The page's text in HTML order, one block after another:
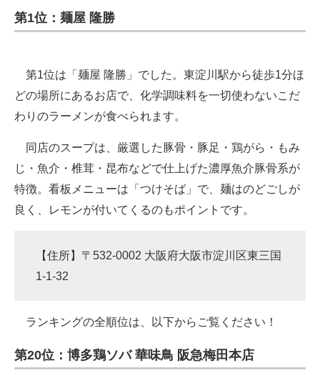
第1位：麺屋 隆勝
第1位は「麺屋 隆勝」でした。東淀川駅から徒歩1分ほ
どの場所にあるお店で、化学調味料を一切使わないこだ
わりのラーメンが食べられます。
同店のスープは、厳選した豚骨・豚足・鶏がら・もみ
じ・魚介・椎茸・昆布などで仕上げた濃厚魚介豚骨系が
特徴。看板メニューは「つけそば」で、麺はのどごしが
良く、レモンが付いてくるのもポイントです。
【住所】〒532-0002 大阪府大阪市淀川区東三国
1-1-32
ランキングの全順位は、以下からご覧ください！
第20位：博多鶏ソバ 華味鳥 阪急梅田本店